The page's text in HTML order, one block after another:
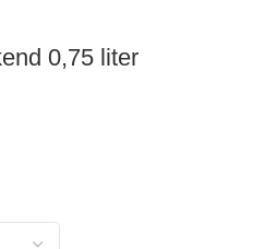
0,75 liter